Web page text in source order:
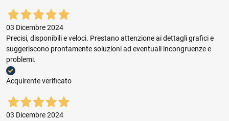
03 Dicembre 2024
Precisi, disponibili e veloci. Prestano attenzione ai dettagli grafici e
suggeriscono prontamente soluzioni ad eventuali incongruenze e
problemi.
Acquirente verificato
03 Dicembre 2024